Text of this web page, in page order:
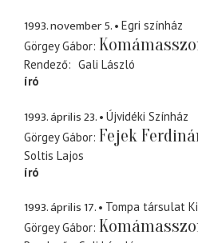
1993. november 5.
Egri színház
Görgey Gábor
Rendező
Gali László
író
1993. április 23.
Újvidéki Színház
Görgey Gábor Fejek
Soltis Lajos
író
1993. április 17.
Tompa társulat
Görgey Gábor